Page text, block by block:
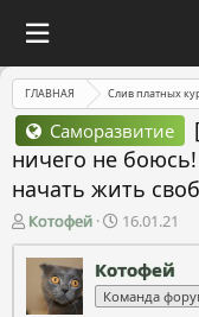
ГЛАВНАЯ Слив платных
Саморазвитие
ничего не
начать жить
А
в
т
р
Котофей
Д
а
т
а
н
16.01.21
Котофей
Команда